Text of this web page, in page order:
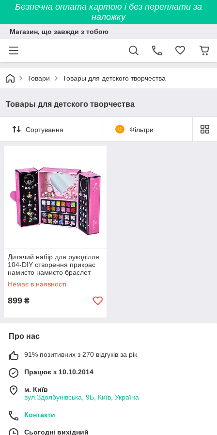
Безпечна оплата картою і без переплати за
наложку
Магазин, що завжди з тобою
Товари Товары для детского творчества
Товары для детского творчества
Сортування 0 Фільтри
Дитячий набір для рукоділля
104-DIY створення прикрас
намисто намисто браслет
розвивальний 12905-81256
Немає в наявності
899 ₴
Про нас
91% позитивних з 270 відгуків за рік
Працює з 10.10.2014
м. Київ
вул.Здолбунівська, 9Б, Київ, Україна
Контакти
Сьогодні вихідний